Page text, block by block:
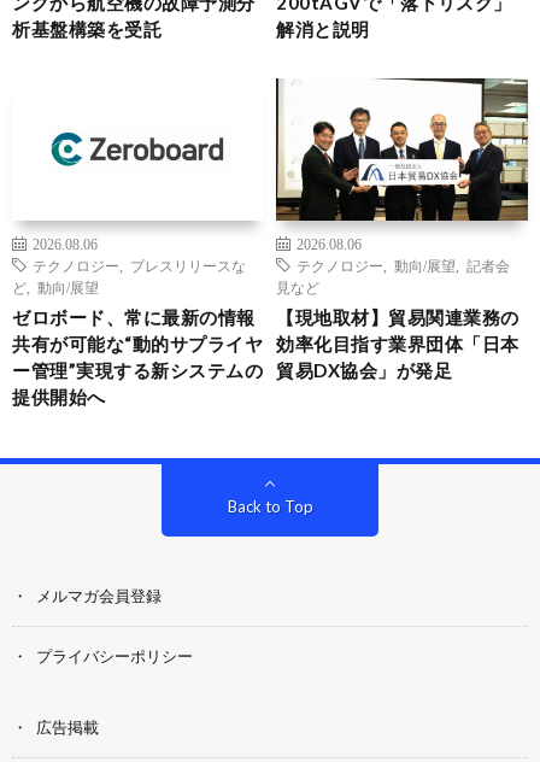
析基盤構築を受託
解消と説明
2026.08.06
テクノロジー
プレスリリースな
ど
動向/展望
ゼロボード、常に最新の情報
共有が可能な“動的サプライヤ
ー管理”実現する新システムの
提供開始へ
2026.08.06
テクノロジー
動向/展望
記者会
見など
【現地取材】貿易関連業務の
効率化目指す業界団体「日本
貿易DX協会」が発足
Back to Top
メルマガ会員登録
プライバシーポリシー
広告掲載